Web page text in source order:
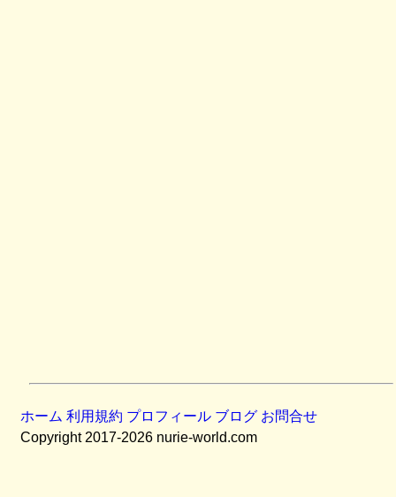
ホーム 利用規約 プロフィール ブログ お問合せ
Copyright 2017-2026 nurie-world.com